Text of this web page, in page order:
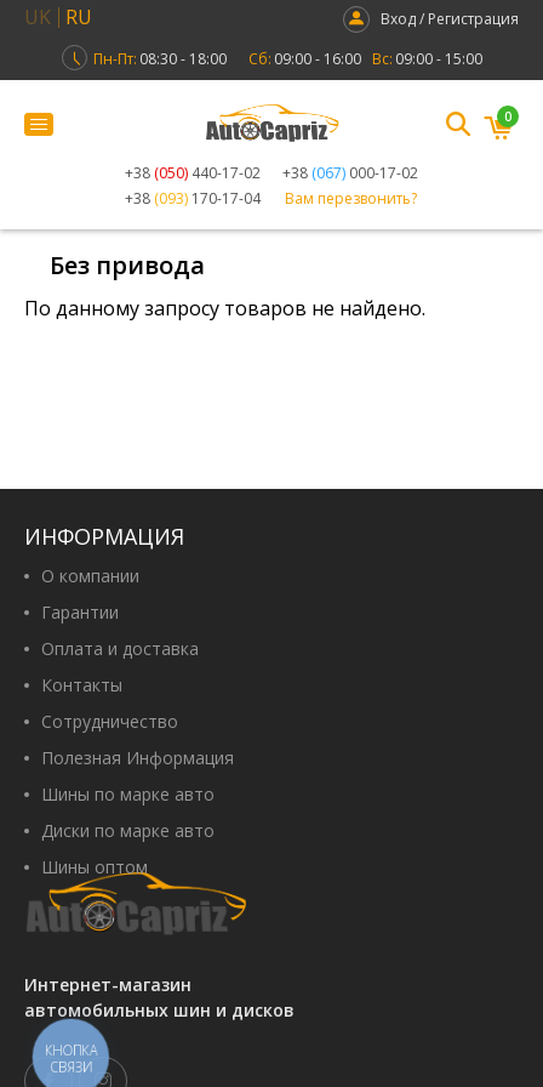
UK RU
Вход / Регистрация
Пн-Пт: 08:30 - 18:00 Сб: 09:00 - 16:00 Вс: 09:00 - 15:00
+38 (050) 440-17-02 +38 (067) 000-17-02
+38 (093) 170-17-04 Вам перезвонить?
0
Без привода
По данному запросу товаров не найдено.
Интернет-магазин
автомобильных шин и дисков
ИНФОРМАЦИЯ
О компании
Гарантии
Оплата и доставка
Контакты
Сотрудничество
Полезная Информация
Шины по марке авто
Диски по марке авто
Шины оптом
КНОПКА
СВЯЗИ